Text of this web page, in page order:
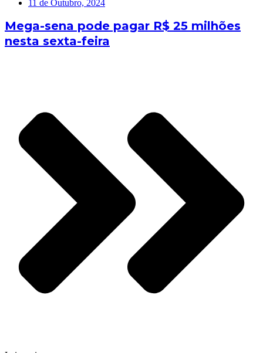
11 de Outubro, 2024
Mega-sena pode pagar R$ 25 milhões
nesta sexta-feira